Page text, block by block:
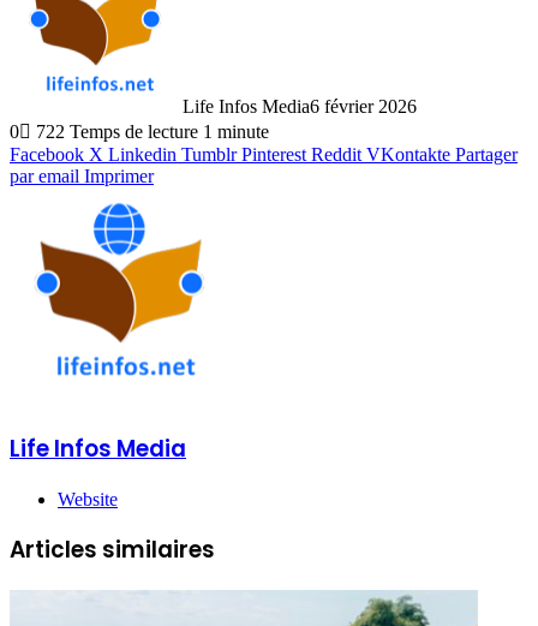
Life Infos Media6 février 2026
0
722 Temps de lecture 1 minute
Facebook X Linkedin Tumblr Pinterest Reddit VKontakte Partager
par email Imprimer
Life Infos Media
Website
Articles similaires